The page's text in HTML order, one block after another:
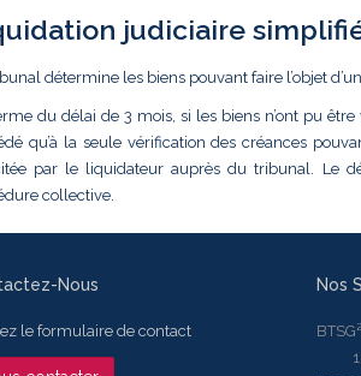
judiciaire
détermine les biens pouvant faire l’objet
du délai de 3 mois, si les biens n’ont pu
qu’à la seule vérification des créances
par le liquidateur auprès du tribunal. Le
collective.
Nous
le formulaire de contact
Nos
15,